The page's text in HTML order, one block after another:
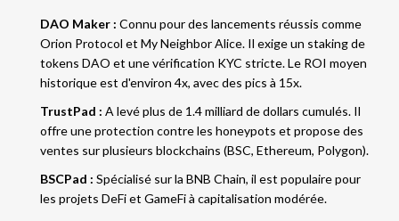
DAO Maker : Connu pour des lancements réussis comme
Orion Protocol et My Neighbor Alice. Il exige un staking de
tokens DAO et une vérification KYC stricte. Le ROI moyen
historique est d'environ 4x, avec des pics à 15x.
TrustPad : A levé plus de 1.4 milliard de dollars cumulés. Il
offre une protection contre les honeypots et propose des
ventes sur plusieurs blockchains (BSC, Ethereum, Polygon).
BSCPad : Spécialisé sur la BNB Chain, il est populaire pour
les projets DeFi et GameFi à capitalisation modérée.